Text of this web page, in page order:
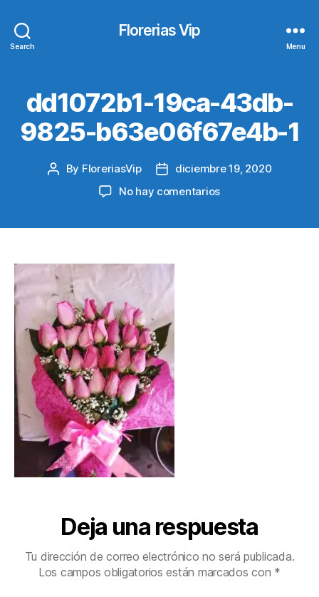
Search
Florerias Vip
Menu
dd1072b1-19ca-43db-
9825-b63e06f67e4b-1
Post
By FloreriasVip
Postdiciembre 19, 2020
No hay comentariosen
Deja una respuesta
Tu dirección de correo electrónico no será publicada.
Los campos obligatorios están marcados con *